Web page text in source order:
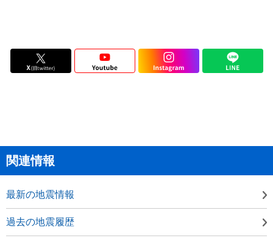
関連情報
最新の地震情報
過去の地震履歴